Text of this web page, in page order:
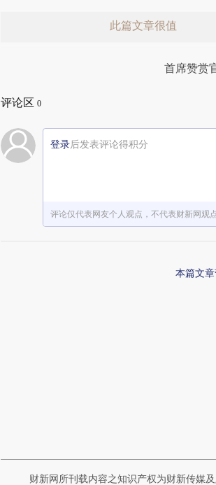
此篇文章很值
首席赞赏
评论区 0
登录后发表评论得积分
评论仅代表网友个人观点，不代表财新网观
本篇文
财新网所刊载内容之知识产权为财新传媒